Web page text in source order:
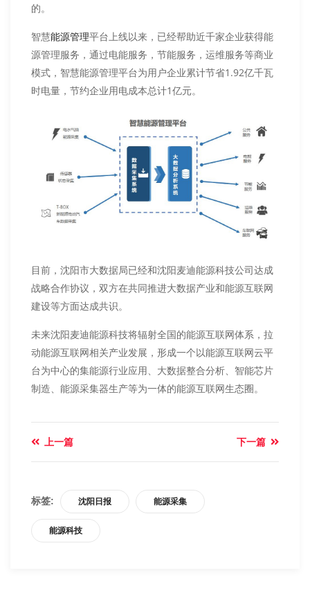
的。
智慧能源管理平台上线以来，已经帮助近千家企业获得能
源管理服务，通过电能服务，节能服务，运维服务等商业
模式，智慧能源管理平台为用户企业累计节省1.92亿千瓦
时电量，节约企业用电成本总计1亿元。
目前，沈阳市大数据局已经和沈阳麦迪能源科技公司达成
战略合作协议，双方在共同推进大数据产业和能源互联网
建设等方面达成共识。
未来沈阳麦迪能源科技将辐射全国的能源互联网体系，拉
动能源互联网相关产业发展，形成一个以能源互联网云平
台为中心的集能源行业应用、大数据整合分析、智能芯片
制造、能源采集器生产等为一体的能源互联网生态圈。
上一篇 下一篇
标签: 沈阳日报 能源采集
能源科技